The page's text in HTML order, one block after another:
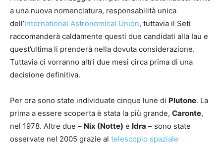
a una nuova nomenclatura, responsabilità unica
dell’International Astronomical Union, tuttavia il Seti
raccomanderà caldamente questi due candidati alla Iau e
quest’ultima li prenderà nella dovuta considerazione.
Tuttavia ci vorranno altri due mesi circa prima di una
decisione definitiva.
Per ora sono state individuate cinque lune di Plutone. La
prima a essere scoperta è stata la più grande, Caronte,
nel 1978. Altre due – Nix (Notte) e Idra – sono state
osservate nel 2005 grazie al telescopio spaziale